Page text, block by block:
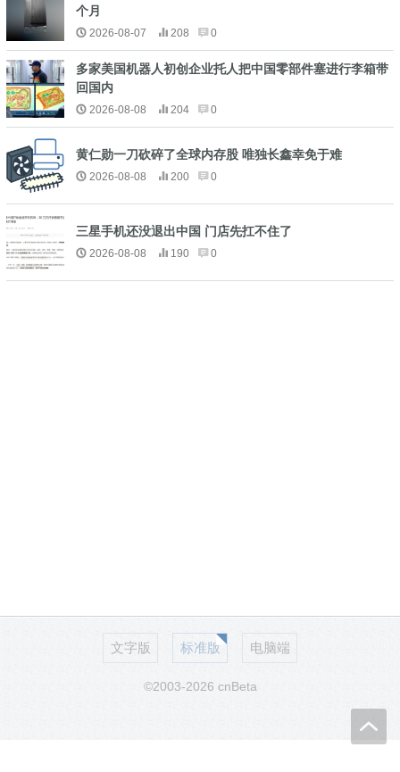
个月
2026-08-07 208 0
多家美国机器人初创企业托人把中国零部件塞进行李箱带
回国内
2026-08-08 204 0
黄仁勋一刀砍碎了全球内存股 唯独长鑫幸免于难
2026-08-08 200 0
三星手机还没退出中国 门店先扛不住了
2026-08-08 190 0
文字版 标准版 电脑端
©2003-2026 cnBeta